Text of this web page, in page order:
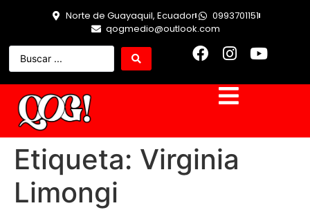
Norte de Guayaquil, Ecuador
0993701151
qogmedio@outlook.com
Etiqueta: Virginia
Limongi